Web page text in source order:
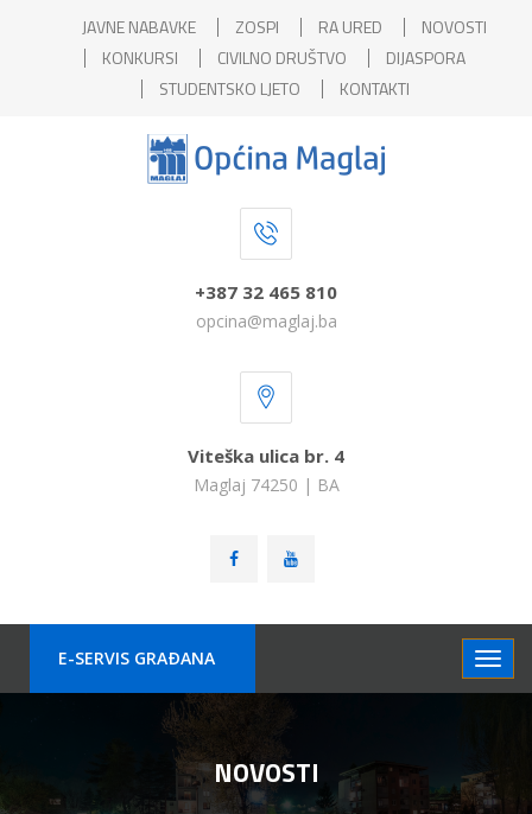
JAVNE NABAVKE ZOSPI RA URED
NOVOSTI
KONKURSI
CIVILNO DRUŠTVO
DIJASPORA
STUDENTSKO LJETO
KONTAKTI
+387 32 465 810
opcina@maglaj.ba
Viteška ulica br. 4
Maglaj 74250 | BA
E-SERVIS GRAÐANA
NOVOSTI